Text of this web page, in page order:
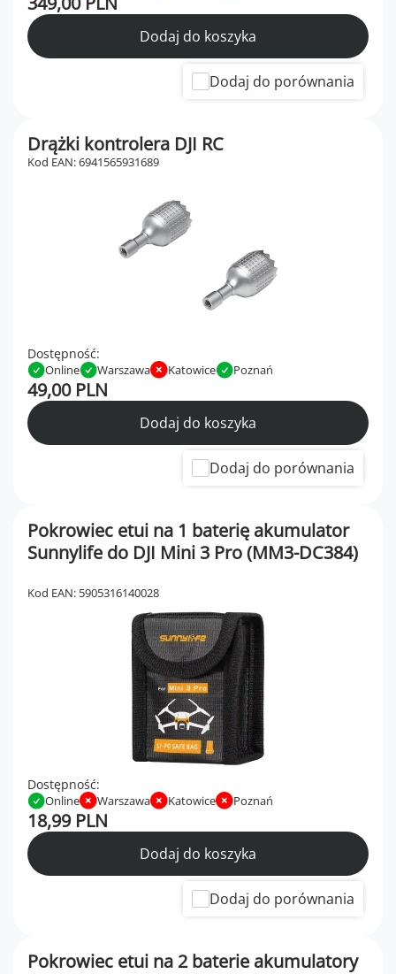
Dodaj do koszyka
Dodaj do porównania
Drążki kontrolera DJI RC
Kod EAN: 6941565931689
Dostępność:
Online Warszawa Katowice Poznań
49,00 PLN
Dodaj do koszyka
Dodaj do porównania
Pokrowiec etui na 1 baterię akumulator
Sunnylife do DJI Mini 3 Pro (MM3-DC384)
Kod EAN: 5905316140028
Dostępność:
Online Warszawa Katowice Poznań
18,99 PLN
Dodaj do koszyka
Dodaj do porównania
Pokrowiec etui na 2 baterie akumulatory